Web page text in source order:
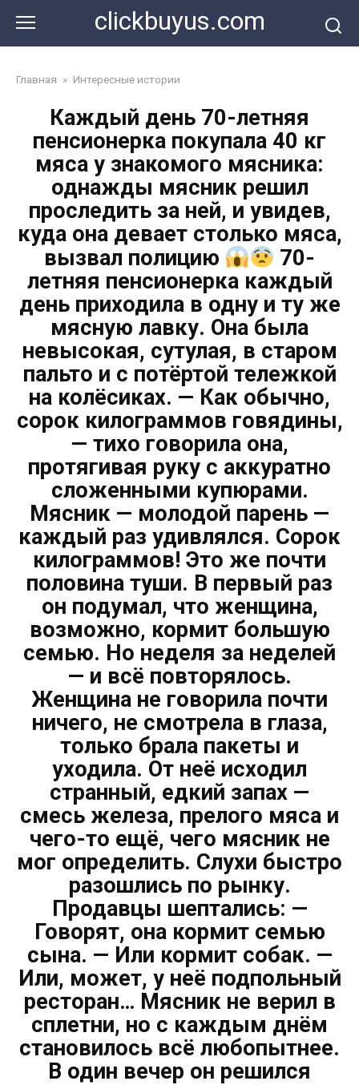
контенту
clickbuyus.com
Главная » Интересные истории
Каждый день 70-летняя
пенсионерка покупала 40 кг
мяса у знакомого мясника:
однажды мясник решил
проследить за ней, и увидев,
куда она девает столько мяса,
вызвал полицию
70-
летняя пенсионерка каждый
день приходила в одну и ту же
мясную лавку. Она была
невысокая, сутулая, в старом
пальто и с потёртой тележкой
на колёсиках. — Как обычно,
сорок килограммов говядины,
— тихо говорила она,
протягивая руку с аккуратно
сложенными купюрами.
Мясник — молодой парень —
каждый раз удивлялся. Сорок
килограммов! Это же почти
половина туши. В первый раз
он подумал, что женщина,
возможно, кормит большую
семью. Но неделя за неделей
— и всё повторялось.
Женщина не говорила почти
ничего, не смотрела в глаза,
только брала пакеты и
уходила. От неё исходил
странный, едкий запах —
смесь железа, прелого мяса и
чего-то ещё, чего мясник не
мог определить. Слухи быстро
разошлись по рынку.
Продавцы шептались: —
Говорят, она кормит семью
сына. — Или кормит собак. —
Или, может, у неё подпольный
ресторан… Мясник не верил в
сплетни, но с каждым днём
становилось всё любопытнее.
В один вечер он решился